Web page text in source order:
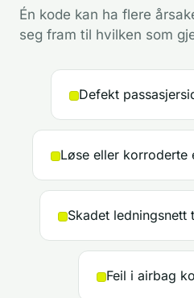
Én kode kan ha flere
seg fram til hvilken som
Defekt
Løse eller korroderte
Skadet ledningsnett
Feil i airbag